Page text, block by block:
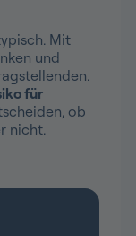
Mit
und
für
ob
nicht.